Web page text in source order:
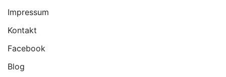
Impressum
Kontakt
Facebook
Blog